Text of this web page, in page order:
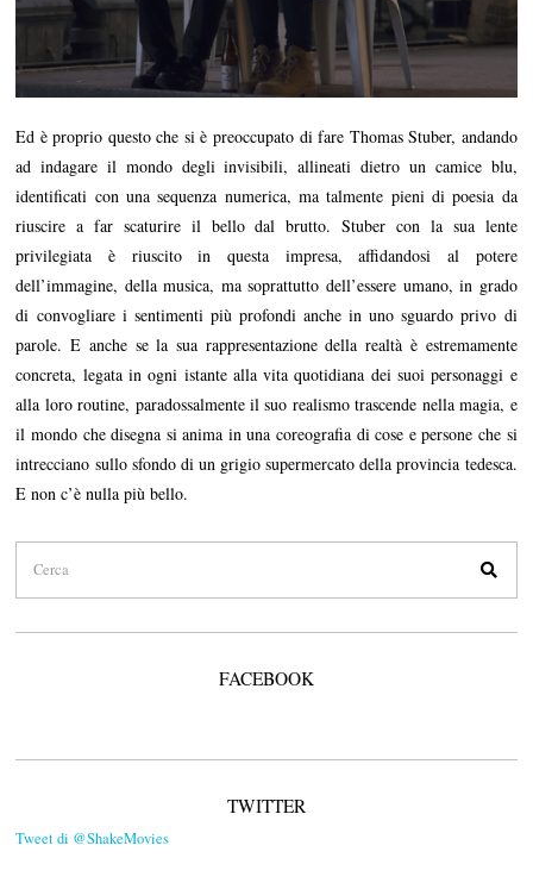
Ed è proprio questo che si è preoccupato di fare Thomas Stuber, andando
ad indagare il mondo degli invisibili, allineati dietro un camice blu,
identificati con una sequenza numerica, ma talmente pieni di poesia da
riuscire a far scaturire il bello dal brutto. Stuber con la sua lente
privilegiata è riuscito in questa impresa, affidandosi al potere
dell’immagine, della musica, ma soprattutto dell’essere umano, in grado
di convogliare i sentimenti più profondi anche in uno sguardo privo di
parole. E anche se la sua rappresentazione della realtà è estremamente
concreta, legata in ogni istante alla vita quotidiana dei suoi personaggi e
alla loro routine, paradossalmente il suo realismo trascende nella magia, e
il mondo che disegna si anima in una coreografia di cose e persone che si
intrecciano sullo sfondo di un grigio supermercato della provincia tedesca.
E non c’è nulla più bello.
FACEBOOK
TWITTER
Tweet di @ShakeMovies